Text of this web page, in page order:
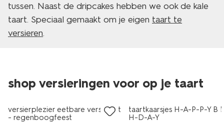
tussen. Naast de dripcakes hebben we ook de kale
taart. Speciaal gemaakt om je eigen taart te
versieren.
shop versieringen voor op je taart
versierplezier eetbare versierset
- regenboogfeest
taartkaarsjes H-A-P-P-Y B
H-D-A-Y